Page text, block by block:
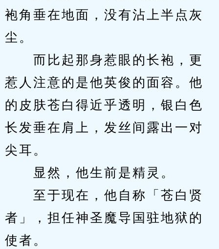
袍角垂在地面，没有沾上半点灰
尘。
而比起那身惹眼的长袍，更
惹人注意的是他英俊的面容。他
的皮肤苍白得近乎透明，银白色
长发垂在肩上，发丝间露出一对
尖耳。
显然，他生前是精灵。
至于现在，他自称「苍白贤
者」，担任神圣魔导国驻地狱的
使者。